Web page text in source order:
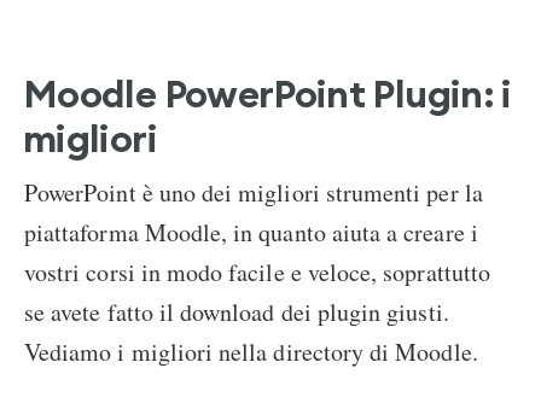
Moodle PowerPoint Plugin: i
migliori
PowerPoint è uno dei migliori strumenti per la
piattaforma Moodle, in quanto aiuta a creare i
vostri corsi in modo facile e veloce, soprattutto
se avete fatto il download dei plugin giusti.
Vediamo i migliori nella directory di Moodle.